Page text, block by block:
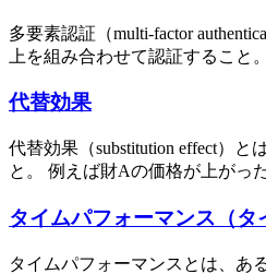
多要素認証（multi-factor
上を組み合わせて認証するこ
代替効果
代替効果（substitution effect）
と。 例えば財Aの価格が上が
タイムパフォーマンス（タ
タイムパフォーマンスとは、あ